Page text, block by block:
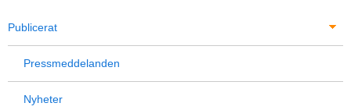
Publicerat
Pressmeddelanden
Nyheter